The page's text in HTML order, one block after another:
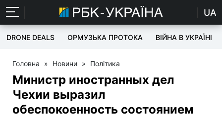
UA
DRONE DEALS ОРМУЗЬКА ПРОТОКА ВІЙНА В УКРАЇНІ
Головна » Новини » Політика
Министр иностранных дел
Чехии выразил
обеспокоенность состоянием